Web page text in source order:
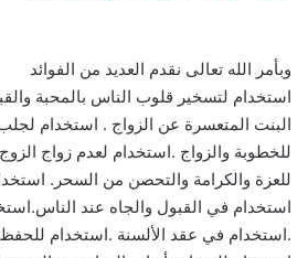
وبأمر الله تعالى نقدم العديد من الفوائد
استخدام لتسخير قلوب الناس بالمحبة
للخطوبة والزواج .استخدام لعدم زواج
للعزة والكرامة والتحصن من السحر.
استخدام في القبول والجاه عند
.استخدام في عقد الألسنة .استخدام